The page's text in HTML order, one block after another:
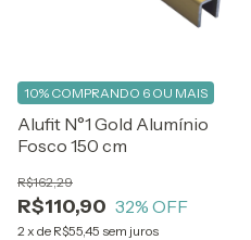
Alufit N°1 Gold Alumínio
Fosco 150 cm
R$110,90
R$162,29
32% OFF
2 x de R$55,45 sem juros
10% COMPRANDO 6 OU MAIS